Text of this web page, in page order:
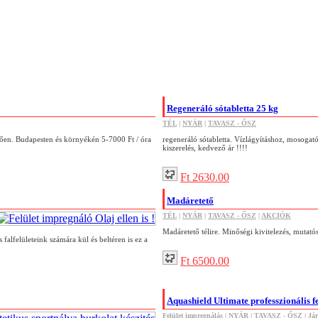
Budapesten és környékén 5-7000 Ft / óra
Regeneráló sótabletta 25 kg
TÉL NYÁR TAVASZ - ŐSZ
regeneráló sótabletta. Vízlágyításhoz,
kiszerelés, kedvező ár !!!!
Ft 2630.00
számára kül és beltéren is ez a
Madáretető
TÉL NYÁR TAVASZ - ŐSZ AKCIÓK
Madáretető télire. Minőségi kivitelezés,
Ft 6500.00
Aquashield Ultimate professzionális
Felület impregnálás NYÁR TAVASZ - ŐSZ